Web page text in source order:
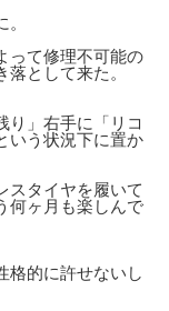
って修理不可能の
として来た。
り」右手に「リコ
いう状況下に置か
スタイヤを履いて
何ヶ月も楽しんで
格的に許せないし